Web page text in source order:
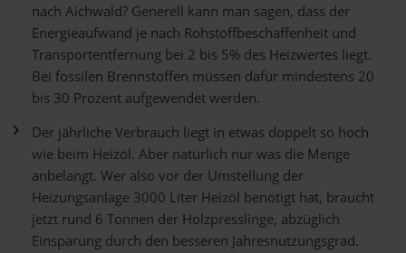
nach Aichwald? Generell kann man sagen, dass der
Energieaufwand je nach Rohstoffbeschaffenheit und
Transportentfernung bei 2 bis 5% des Heizwertes liegt.
Bei fossilen Brennstoffen müssen dafür mindestens 20
bis 30 Prozent aufgewendet werden.
Der jährliche Verbrauch liegt in etwas doppelt so hoch
wie beim Heizöl. Aber natürlich nur was die Menge
anbelangt. Wer also vor der Umstellung der
Heizungsanlage 3000 Liter Heizöl benötigt hat, braucht
jetzt rund 6 Tonnen der Holzpresslinge, abzüglich
Einsparung durch den besseren Jahresnutzungsgrad.